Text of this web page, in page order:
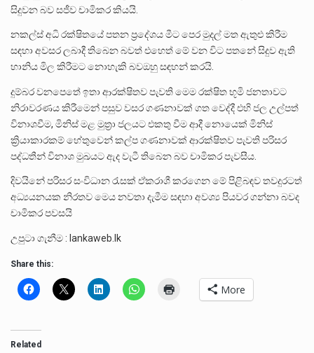
සිදුවන බව සජීව චාමිකර කියයි.
නකල්ස් අධි රක්ෂිතයේ පතන ප්‍රදේශය මීට පෙර මුදල් මත ඇතුළු කිරීම
සඳහා අවසර ලබාදී තිබෙන බවත් එහෙත් මේ වන විට පතනේ සිදුව ඇති
හානිය මිල කිරීමට නොහැකි බවඔහු සඳහන් කරයි.
දුම්බර වනපෙතේ ඉතා ආරක්ෂිතව පැවති මෙම රක්ෂිත භූමි ජනතාවට
නිරාවරණය කිරීමෙන් පසුව වසර ගණනාවක් ගත වෙද්දී එහි ජල උල්පත්
විනාශවීම, මිනිස් මළ මුත්‍රා ජලයට එකතු වීම ආදී නොයෙක් මිනිස්
ක්‍රියාකාරකම් හේතුවෙන් කල්ප ගණනාවක් ආරක්ෂිතව පැවති පරිසර
පද්ධතීන් විනාශ මුඛයට ඇද වැටී තිබෙන බව චාමිකර පැවසීය.
දිවයිනේ පරිසර සංවිධාන රැසක් ඒකරාශී කරගෙන මේ පිළිබඳව තවදුරටත්
අධ්‍යයනයක නිරතව මෙය නවතා දැමීම සඳහා අවශ්‍ය පියවර ගන්නා බවද
චාමිකර පවසයි
උපුටා ගැනීම : lankaweb.lk
Share this:
More
Related